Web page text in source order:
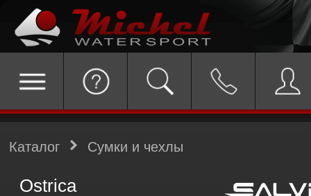
Каталог Сумки и чехлы
Ostrica